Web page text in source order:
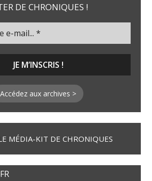
DE CHRONIQUES !
Accédez aux archives >
MÉDIA-KIT DE CHRONIQUES